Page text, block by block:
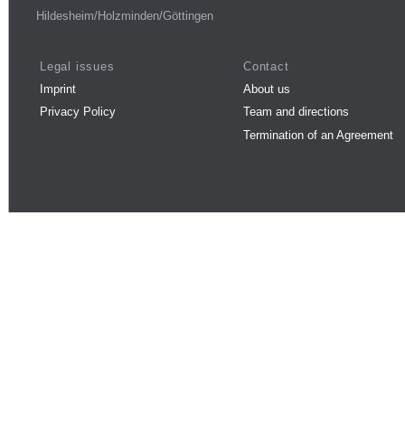
Hildesheim/Holzminden/Göttingen
Legal issues
Imprint
Privacy Policy
Contact
About us
Team and directions
Termination of an Agreement